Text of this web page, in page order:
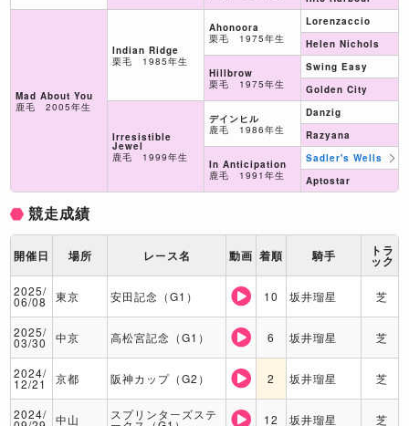
Mad About You
鹿毛 2005年生
Indian Ridge
栗毛 1985年生
Irresistible
Jewel
鹿毛 1999年生
Ahonoora
栗毛 1975年生
Hillbrow
栗毛 1975年生
デインヒル
鹿毛 1986年生
In Anticipation
鹿毛 1991年生
Lorenzaccio
Helen Nichols
Swing Easy
Golden City
Danzig
Razyana
Sadler's Wells
Aptostar
競走成績
開催日 場所 レース名 動画 着順 騎手 トラ
ック
2025/
06/08 東京 安田記念（G1） 10 坂井瑠星 芝
2025/
03/30 中京 高松宮記念（G1） 6 坂井瑠星 芝
2024/
12/21 京都 阪神カップ（G2） 2 坂井瑠星 芝
2024/ 中山 スプリンターズステ 12 坂井瑠星 芝